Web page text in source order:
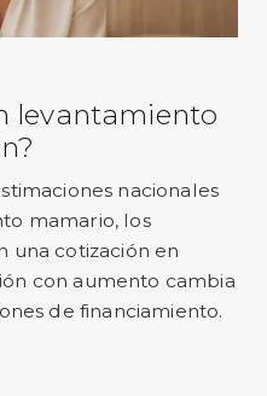
levantamiento
nacionales
mamario, los
una cotización en
con aumento cambia
de financiamiento.